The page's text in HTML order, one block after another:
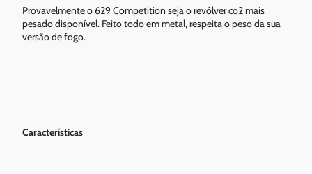
Provavelmente o 629 Competition seja o revólver co2 mais
pesado disponível. Feito todo em metal, respeita o peso da sua
versão de fogo.
Características